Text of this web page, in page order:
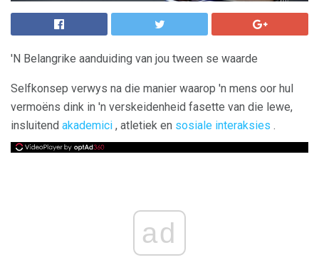
'N Belangrike aanduiding van jou tween se waarde
Selfkonsep verwys na die manier waarop 'n mens oor hul
vermoëns dink in 'n verskeidenheid fasette van die lewe,
insluitend akademici , atletiek en sosiale interaksies .
ad